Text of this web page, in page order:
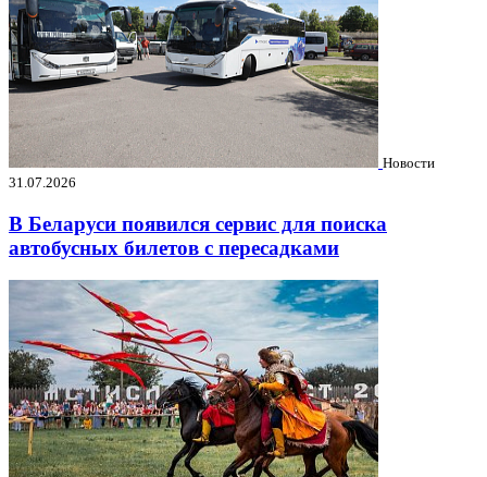
Новости
31.07.2026
В Беларуси появился сервис для поиска
автобусных билетов с пересадками